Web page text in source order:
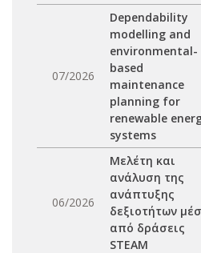
07/2026
Dependability
modelling and
environmental-
based
maintenance
planning for
renewable
systems
06/2026
Μελέτη και
ανάλυση της
ανάπτυξης
δεξιοτήτων
από δράσεις
STEAM